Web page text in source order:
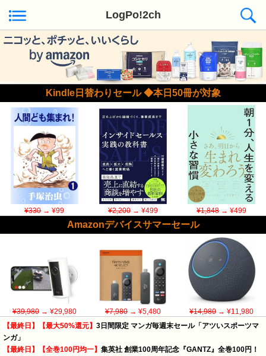
LogPo!2ch
Kindle日替わりセール ◆本日50冊が対象
¥330→ ¥99 ¥2,200→ ¥499 ¥1,848→ ¥499
Amazonデバイスサマーセール
¥39,980→ ¥29,980 ¥7,980→ ¥5,480 ¥14,980→ ¥11,980
【最終日】【最大50%還元】 3日間限定 マンガ毎週末セール「アツいスポーツマ
ンガ」
【最終日】【全巻100円均一】 集英社 創業100周年記念『GANTZ』全巻100円！